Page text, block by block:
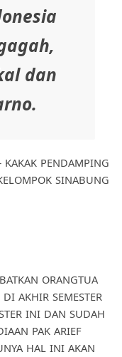
dan
KAKAK PENDAMPING
SINABUNG
ORANGTUA
AKHIR SEMESTER
INI DAN SUDAH
PAK ARIEF
HAL INI AKAN